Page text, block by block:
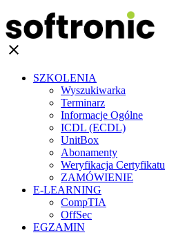
clear
SZKOLENIA
Wyszukiwarka
Terminarz
Informacje Ogólne
ICDL (ECDL)
UnitBox
Abonamenty
Weryfikacja Certyfikatu
ZAMÓWIENIE
E-LEARNING
CompTIA
OffSec
EGZAMIN